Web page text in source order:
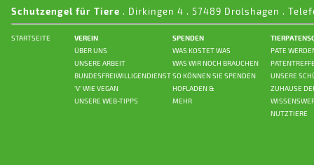
Schutzengel für Tiere . Dirkingen 4 . 57489 Drolshagen .
STARTSEITE
VEREIN
ÜBER UNS
UNSERE ARBEIT
BUNDESFREIWILLIGENDIENST
'V' WIE VEGAN
UNSERE WEB-TIPPS
SPENDEN
WAS KOSTET WAS
WAS WIR NOCH BRAUCHEN
SO KÖNNEN SIE SPENDEN
HOFLADEN &
MEHR
PATE
UNSERE
ZUHAUSE
NUTZTIERE